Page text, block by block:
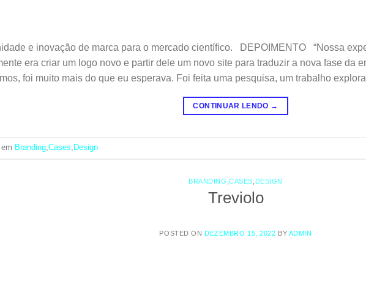
e inovação de marca para o mercado científico. DEPOIMENTO “Nossa
era criar um logo novo e partir dele um novo site para traduzir a nova fase da
foi muito mais do que eu esperava. Foi feita uma pesquisa, um trabalho
CONTINUAR LENDO →
Branding,Cases, Design
BRANDING ,CASES DESIGN
Treviolo
POSTED ON DEZEMBRO 15, 2022 BY ADMIN